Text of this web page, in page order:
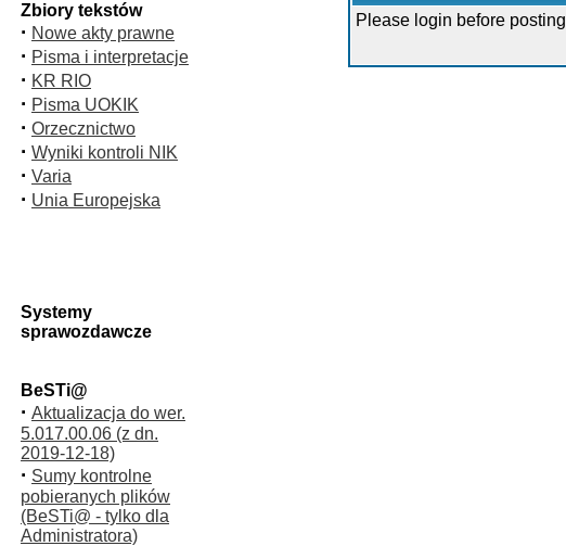
Zbiory tekstów
· Nowe akty prawne
· Pisma i interpretacje
· KR RIO
· Pisma UOKIK
· Orzecznictwo
· Wyniki kontroli NIK
· Varia
· Unia Europejska
Systemy
sprawozdawcze
BeSTi@
· Aktualizacja do wer.
5.017.00.06 (z dn.
2019-12-18)
· Sumy kontrolne
pobieranych plików
(BeSTi@ - tylko dla
Administratora)
Please login before posting